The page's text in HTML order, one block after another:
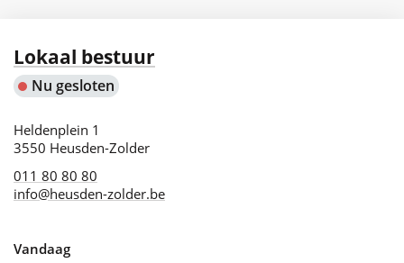
Contact
Lokaal bestuur
Nu gesloten
Adres
Heldenplein 1
,3550 Heusden-Zolder
011 80 80 80
info@heusden-zolder.be
Vandaag